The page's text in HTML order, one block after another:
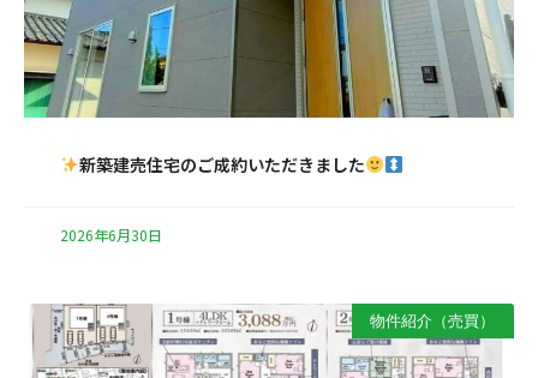
新築建売住宅のご成約いただきました
2026年6月30日
物件紹介（売買）